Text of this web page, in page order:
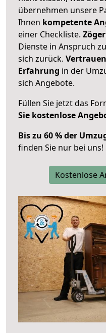
übernehmen unsere
Ihnen kompetente
einer Checkliste.
Dienste in Anspruch
sich zurück.
Erfahrung in der
sich Angebote.
Füllen Sie jetzt das
Sie kostenlose
Bis zu 60 % der
finden Sie nur bei uns!
Kostenlose